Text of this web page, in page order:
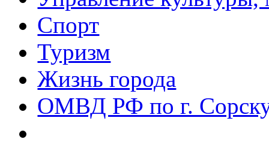
Спорт
Туризм
Жизнь города
ОМВД РФ по г.